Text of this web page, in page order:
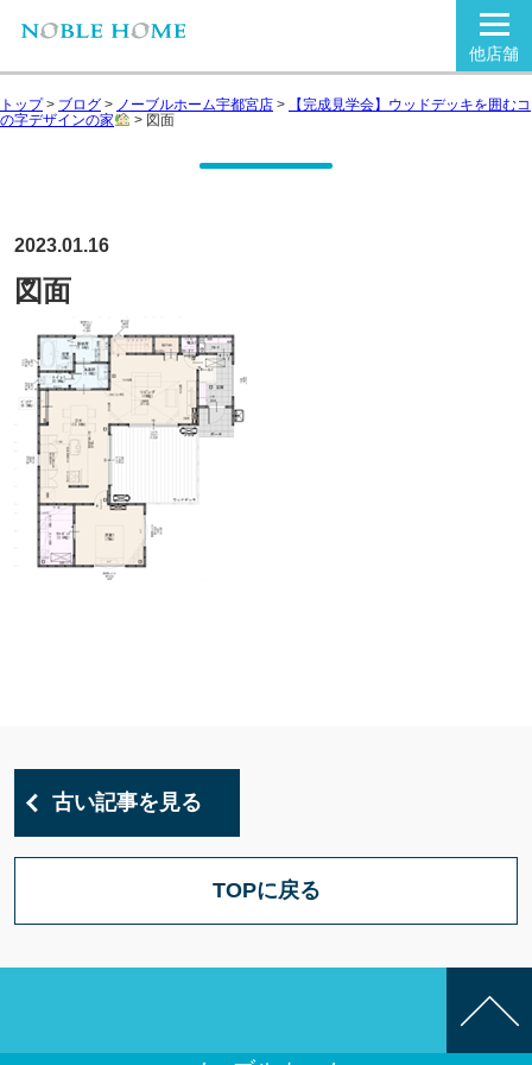
他店舗
トップ> ブログ > ノーブルホーム宇都宮店 >
【完成見学会】ウッドデッキを囲むコ
の字デザインの家
> 図面
2023.01.16
図面
古い記事を見る
TOPに戻る